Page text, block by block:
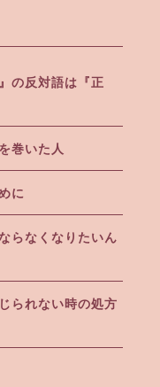
の反対語は『正
巻いた人
に
らなくなりたいん
られない時の処方